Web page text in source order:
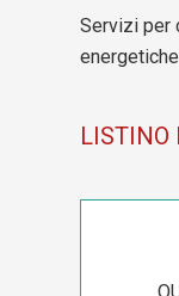
Servizi per
LISTINO